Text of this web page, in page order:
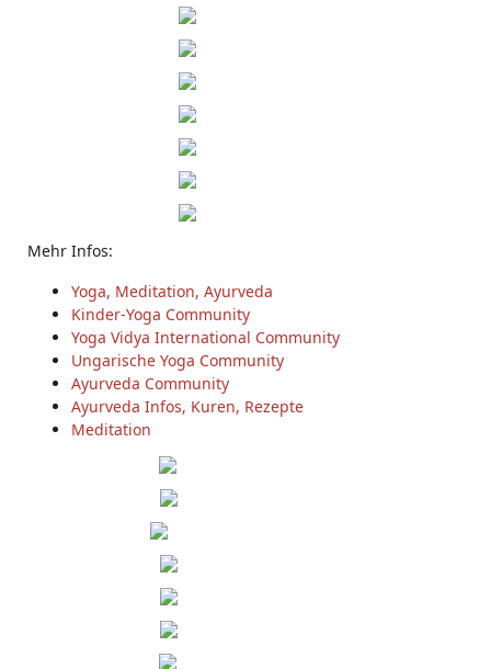
Mehr Infos:
Yoga, Meditation, Ayurveda
Kinder-Yoga Community
Yoga Vidya International Community
Ungarische Yoga Community
Ayurveda Community
Ayurveda Infos, Kuren, Rezepte
Meditation